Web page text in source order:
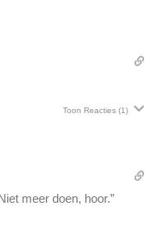
Toon Reacties (1)
meer doen, hoor.”